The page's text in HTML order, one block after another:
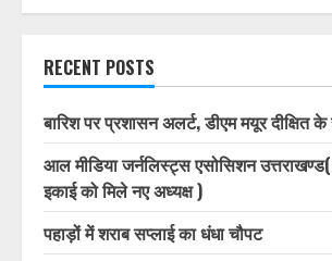
RECENT POSTS
बारिश पर प्रशासन अलर्ट, डीएम मयूर दीक्षित
आल मीडिया जर्नलिस्ट्स एसोसिशन उत्तराखण्ड(
इकाई को मिले नए अध्यक्ष )
पहाड़ों में शराब सप्लाई का धंधा चौपट